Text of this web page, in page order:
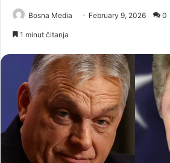
Bosna Media February 9, 2026 0
1 minut čitanja